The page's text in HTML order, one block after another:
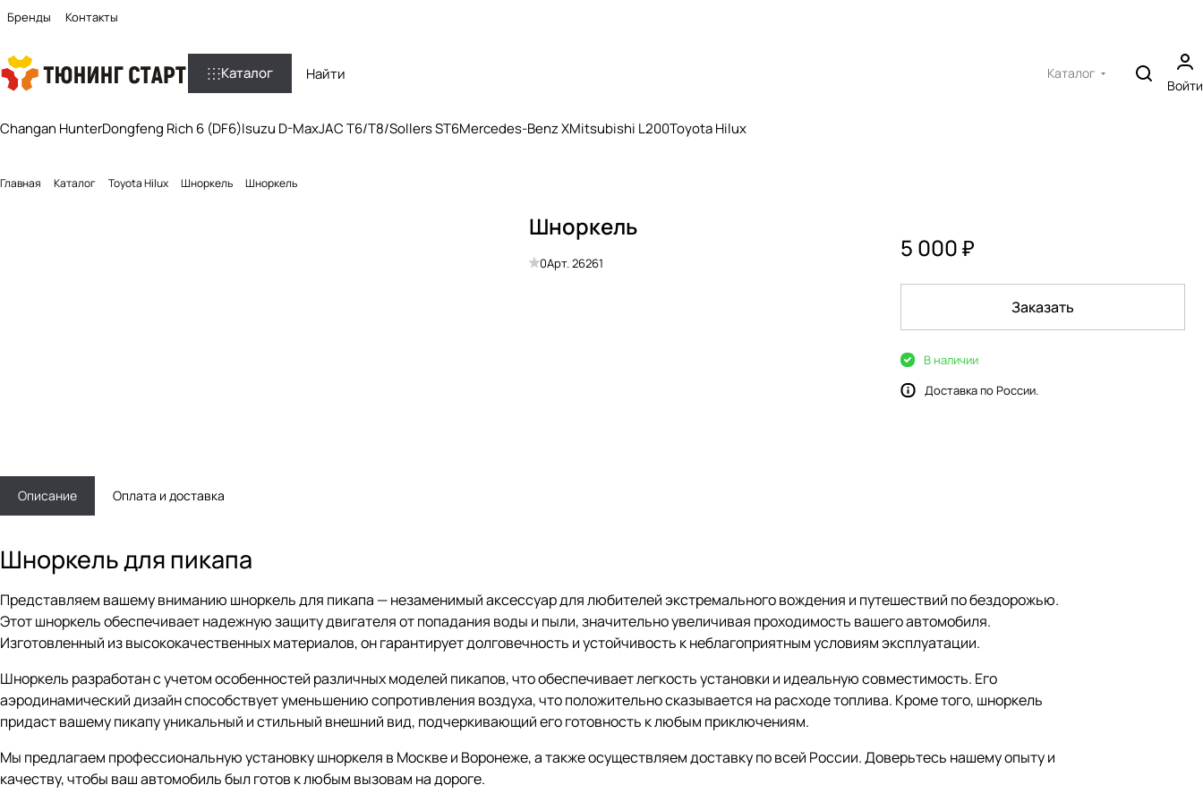
Бренды Контакты
Каталог Каталог
Войти
Changan HunterDongfeng Rich 6 (DF6)Isuzu D-MaxJAC T6/T8/Sollers ST6Mercedes-Benz XMitsubishi L200Toyota Hilux
Главная Каталог Toyota Hilux Шноркель Шноркель
Шноркель
0Арт.26261
5 000 ₽
Заказать
В наличии
Доставка по России.
Описание Оплата и доставка
Шноркель для пикапа
Представляем вашему вниманию шноркель для пикапа — незаменимый аксессуар для любителей экстремального вождения и путешествий по бездорожью.
Этот шноркель обеспечивает надежную защиту двигателя от попадания воды и пыли, значительно увеличивая проходимость вашего автомобиля.
Изготовленный из высококачественных материалов, он гарантирует долговечность и устойчивость к неблагоприятным условиям эксплуатации.
Шноркель разработан с учетом особенностей различных моделей пикапов, что обеспечивает легкость установки и идеальную совместимость. Его
аэродинамический дизайн способствует уменьшению сопротивления воздуха, что положительно сказывается на расходе топлива. Кроме того, шноркель
придаст вашему пикапу уникальный и стильный внешний вид, подчеркивающий его готовность к любым приключениям.
Мы предлагаем профессиональную установку шноркеля в Москве и Воронеже, а также осуществляем доставку по всей России. Доверьтесь нашему опыту и
качеству, чтобы ваш автомобиль был готов к любым вызовам на дороге.